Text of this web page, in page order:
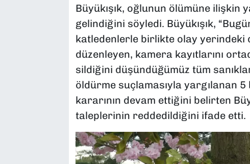
Büyükışık, oğlunun ölümüne
gelindiğini söyledi. Büyükışık,
katledenlerle birlikte olay
düzenleyen, kamera kayıtlarını
sildiğini düşündüğümüz tüm
öldürme suçlamasıyla yargılanan
kararının devam ettiğini belirten
taleplerinin reddedildiğini ifade etti.